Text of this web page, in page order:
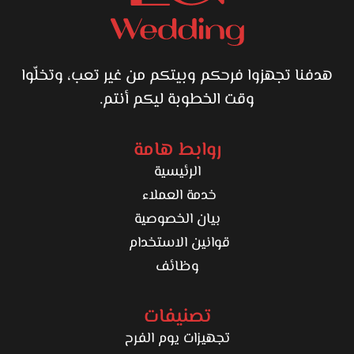
هدفنا تجهزوا فرحكم وبيتكم من غير تعب، وتخلّوا
وقت الخطوبة ليكم أنتم.
روابط هامة
الرئيسية
خدمة العملاء
بيان الخصوصية
قوانين الاستخدام
وظائف
تصنيفات
تجهيزات يوم الفرح